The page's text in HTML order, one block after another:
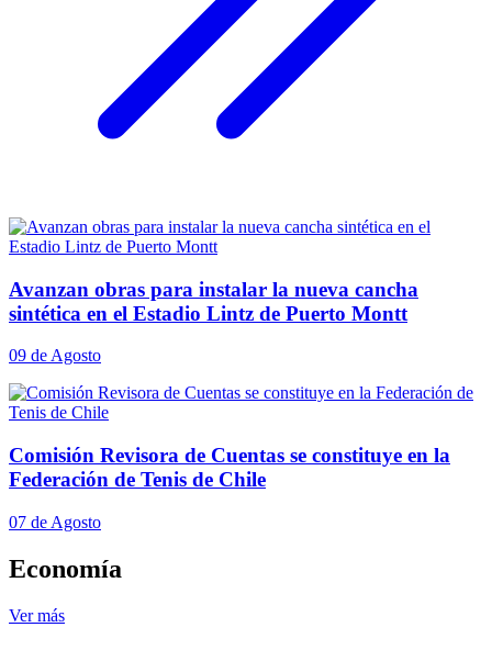
Avanzan obras para instalar la nueva cancha
sintética en el Estadio Lintz de Puerto Montt
09 de Agosto
Comisión Revisora de Cuentas se constituye en la
Federación de Tenis de Chile
07 de Agosto
Economía
Ver más